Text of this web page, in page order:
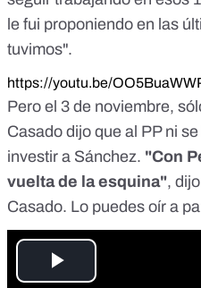
le fui proponiendo en las
tuvimos".
https://youtu.be/
Pero el 3 de noviembre,
Casado dijo que al PP ni
investir a Sánchez. "Con
vuelta de la esquina",
Casado. Lo puedes oír a